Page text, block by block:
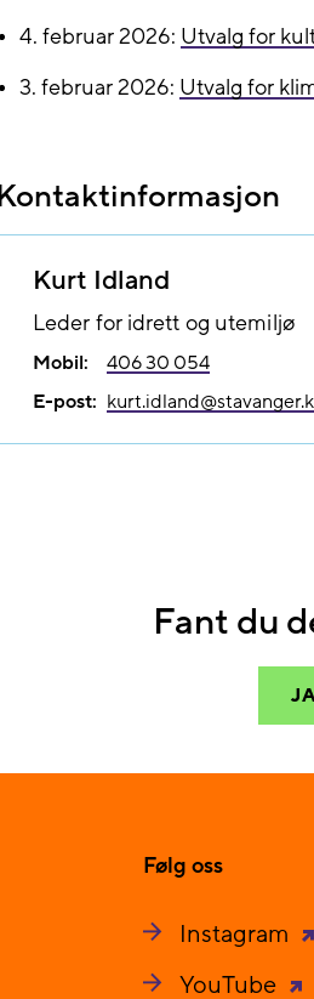
4. februar 2026: Utvalg for
3. februar 2026: Utvalg for
Kontaktinformasjon
Kurt Idland
Leder for idrett og utemiljø
Mobil:
406 30 054
E-post:
Fant du
Følg oss
Instagram
YouTube